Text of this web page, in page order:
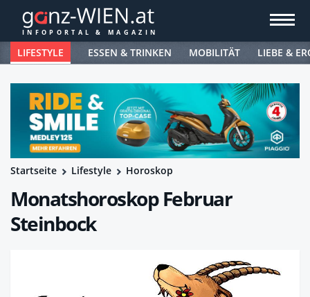
LIFESTYLE ESSEN & TRINKEN MOBILITÄT LIEBE &
Startseite Lifestyle Horoskop
Monatshoroskop Februar
Steinbock